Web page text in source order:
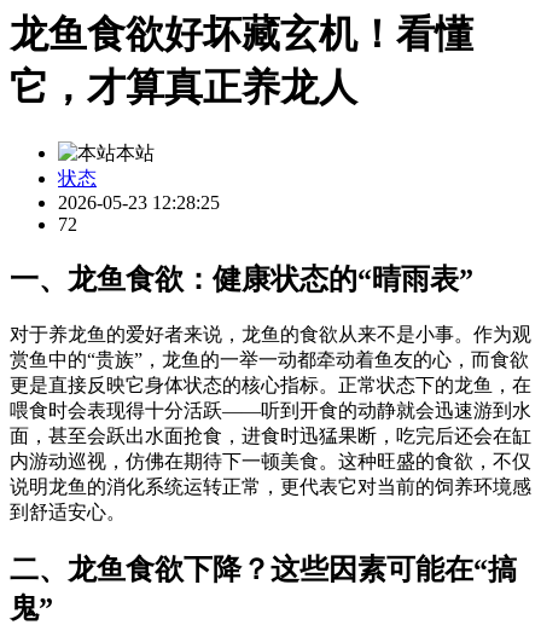
龙鱼食欲好坏藏玄机！看懂
它，才算真正养龙人
本站
状态
2026-05-23 12:28:25
72
一、龙鱼食欲：健康状态的“晴雨表”
对于养龙鱼的爱好者来说，龙鱼的食欲从来不是小事。作为观
赏鱼中的“贵族”，龙鱼的一举一动都牵动着鱼友的心，而食欲
更是直接反映它身体状态的核心指标。正常状态下的龙鱼，在
喂食时会表现得十分活跃——听到开食的动静就会迅速游到水
面，甚至会跃出水面抢食，进食时迅猛果断，吃完后还会在缸
内游动巡视，仿佛在期待下一顿美食。这种旺盛的食欲，不仅
说明龙鱼的消化系统运转正常，更代表它对当前的饲养环境感
到舒适安心。
二、龙鱼食欲下降？这些因素可能在“搞
鬼”